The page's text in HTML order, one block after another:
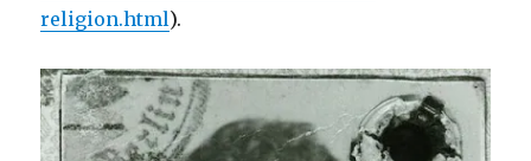
religion.html).